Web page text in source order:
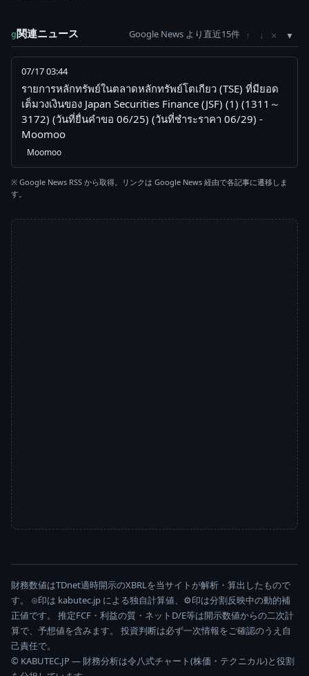
g関連ニュース Google News より直近15件 ↑ ↓ ×
07/17 03:44
รายการหลักทรัพย์ในตลาดหลักทรัพย์โตเกียว (TSE) ที่มียอด
เต็มวงเงินของ Japan Securities Finance (JSF) (1) (1311～
3172) (วันที่ยื่นคำขอ 06/25) (วันที่ชำระราคา 06/29) -
Moomoo
Moomoo
※ Google News RSS から取得。リンクは Google News 経由で各記事に遷移しま
す。
財務数値はTDnet適時開示のXBRLを当サイトが解析・算出したもので
す。 ⊙印は kabutec.jp による独自計算値、⚙印は分割反映中の動的補
正値です。 推定FCF・利益の質・ネットD/E等は開示数値からの二次計
算で、予想値を含みます。 投資判断は必ず一次情報をご確認のうえ自
己責任で。
© KABUTEC.JP — 財務分析は令八式チャート(株価・テクニカル)と役割